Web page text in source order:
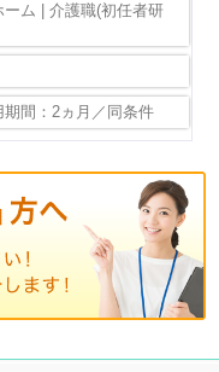
ム | 介護職(初任者研
期間：2ヵ月／同条件